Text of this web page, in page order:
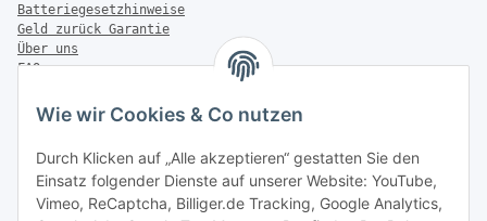
Wie wir Cookies & Co nutzen
Durch Klicken auf „Alle akzeptieren“ gestatten Sie den
Einsatz folgender Dienste auf unserer Website: YouTube,
Vimeo, ReCaptcha, Billiger.de Tracking, Google Analytics,
Batteriegesetzhinweise
Geld zurück Garantie
Über uns
FAQ
Zahlung & Versand